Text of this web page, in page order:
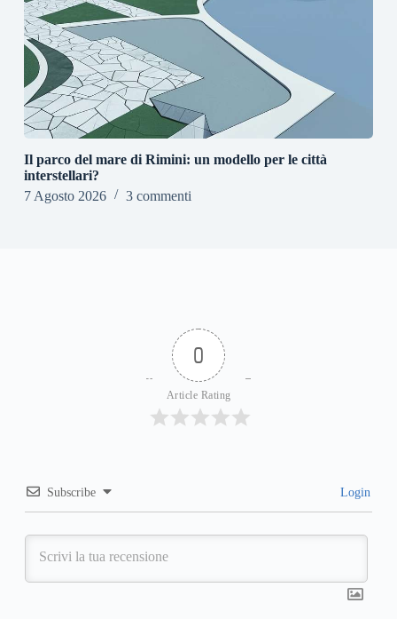
Il parco del mare di Rimini: un modello per le città
interstellari?
7 Agosto 2026
3 commenti
0
Article Rating
Subscribe Login